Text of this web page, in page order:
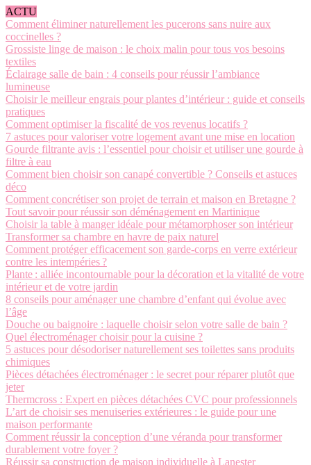
ACTU
Comment éliminer naturellement les pucerons sans nuire aux
coccinelles ?
Grossiste linge de maison : le choix malin pour tous vos besoins
textiles
Éclairage salle de bain : 4 conseils pour réussir l’ambiance
lumineuse
Choisir le meilleur engrais pour plantes d’intérieur : guide et conseils
pratiques
Comment optimiser la fiscalité de vos revenus locatifs ?
7 astuces pour valoriser votre logement avant une mise en location
Gourde filtrante avis : l’essentiel pour choisir et utiliser une gourde à
filtre à eau
Comment bien choisir son canapé convertible ? Conseils et astuces
déco
Comment concrétiser son projet de terrain et maison en Bretagne ?
Tout savoir pour réussir son déménagement en Martinique
Choisir la table à manger idéale pour métamorphoser son intérieur
Transformer sa chambre en havre de paix naturel
Comment protéger efficacement son garde-corps en verre extérieur
contre les intempéries ?
Plante : alliée incontournable pour la décoration et la vitalité de votre
intérieur et de votre jardin
8 conseils pour aménager une chambre d’enfant qui évolue avec
l’âge
Douche ou baignoire : laquelle choisir selon votre salle de bain ?
Quel électroménager choisir pour la cuisine ?
5 astuces pour désodoriser naturellement ses toilettes sans produits
chimiques
Pièces détachées électroménager : le secret pour réparer plutôt que
jeter
Thermcross : Expert en pièces détachées CVC pour professionnels
L’art de choisir ses menuiseries extérieures : le guide pour une
maison performante
Comment réussir la conception d’une véranda pour transformer
durablement votre foyer ?
Réussir sa construction de maison individuelle à Lanester